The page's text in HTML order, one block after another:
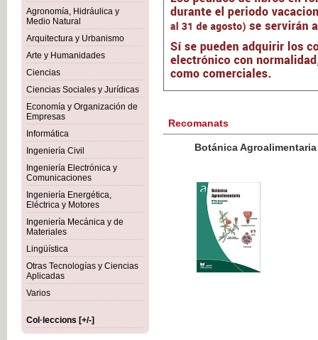
Agronomía, Hidráulica y
Medio Natural
Arquitectura y Urbanismo
Arte y Humanidades
Ciencias
Ciencias Sociales y Jurídicas
Economía y Organización de
Empresas
Informática
Ingeniería Civil
Ingeniería Electrónica y
Comunicaciones
Ingeniería Energética,
Eléctrica y Motores
Ingeniería Mecánica y de
Materiales
Lingüística
Otras Tecnologías y Ciencias
Aplicadas
Varios
Col·leccions [+/-]
Recomanats
Botánica Agroalimentaria